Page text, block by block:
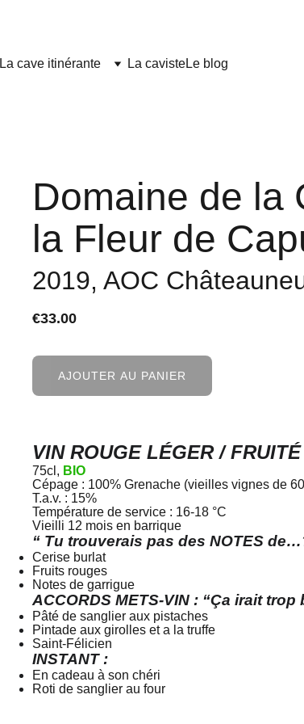
La cave itinérante La cavisteLe blog
Domaine de la
la Fleur de
2019, AOC
€33.00
AJOUTER AU PANIER
VIN ROUGE LÉGER / FRUITÉ
75cl, BIO
Cépage : 100% Grenache (vieilles vignes de
T.a.v. : 15%
Température de service : 16-18 °C
Vieilli 12 mois en barrique
“ Tu trouverais pas des NOTES
Cerise burlat
Fruits rouges
Notes de garrigue
ACCORDS METS-VIN : “Ça irait
Pâté de sanglier aux pistaches
Pintade aux girolles et a la truffe
Saint-Félicien
INSTANT :
En cadeau à son chéri
Roti de sanglier au four